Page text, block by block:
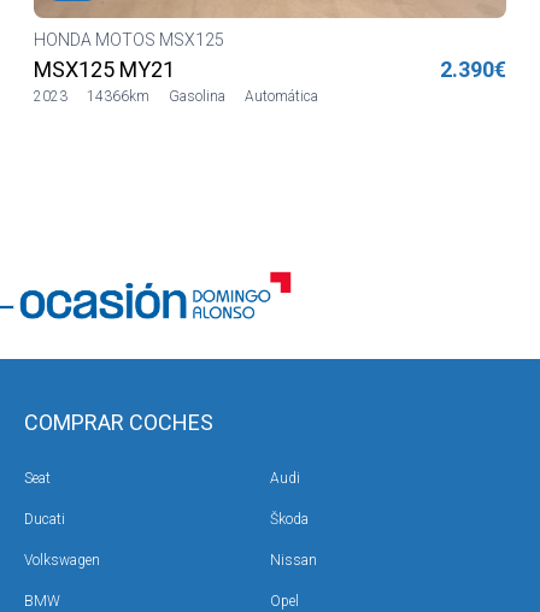
HONDA MOTOS MSX125
MSX125 MY21
2023 14366km Gasolina Automática
2.390€
COMPRAR COCHES
Seat Audi
Ducati Škoda
Volkswagen Nissan
BMW Opel